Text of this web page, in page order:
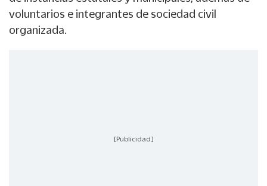
voluntarios e integrantes de sociedad civil
organizada.
[Publicidad]